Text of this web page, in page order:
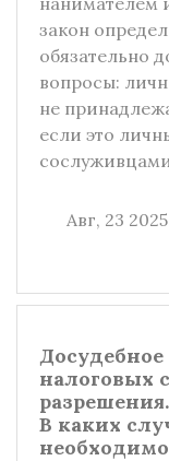
закон
обязательно
вопросы:
не
если это
Авг, 23 2025
налоговых
В каких